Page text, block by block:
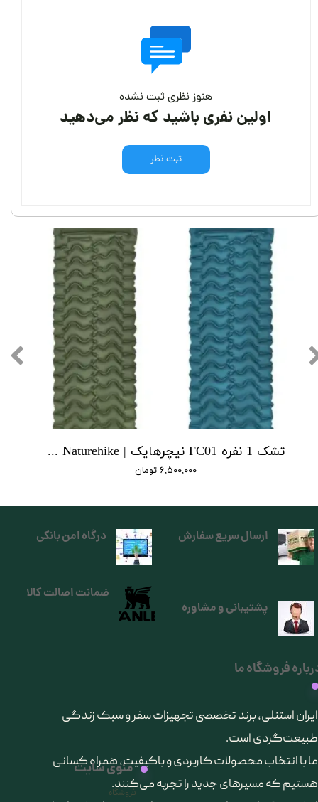
هنوز نظری ثبت نشده
اولین نفری باشید که نظر می‌دهید
ثبت نظر
تشک 1 نفره FC01 نیچرهایک | single FC01 cushion Naturehike
۶,۵۰۰,۰۰۰ تومان
ارسال سریع سفارش
فروشگاه ما
​ایران استنلی، برند تخصصی تجهیزات سفر و سبک زندگی
طبیعت‌گردی است.
ما با انتخاب محصولات کاربردی و باکیفیت، همراه کسانی
هستیم که مسیرهای جدید را تجربه می‌کنند.
منوی سایت
فروشگاه
درگاه امن بانکی
پشتیبانی و مشاوره
ضمانت اصالت کالا